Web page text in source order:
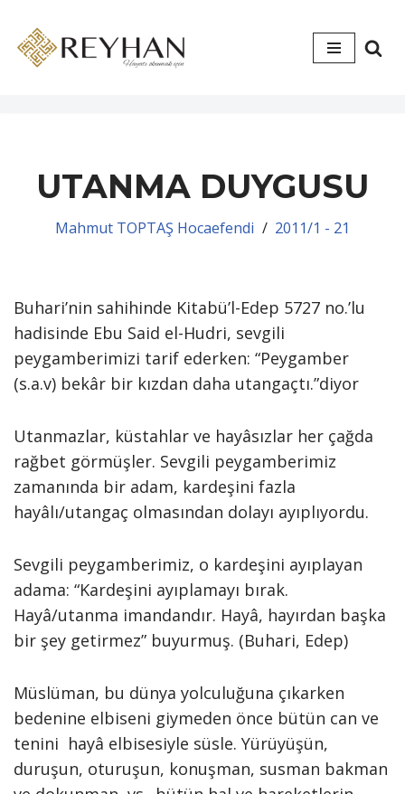
İçeriğe
UTANMA DUYGUSU
Mahmut TOPTAŞ Hocaefendi 2011/1 - 21
Buhari’nin sahihinde Kitabü’l-Edep 5727 no.’lu
hadisinde Ebu Said el-Hudri, sevgili
peygamberimizi tarif ederken: “Peygamber
(s.a.v) bekâr bir kızdan daha utangaçtı.”diyor
Utanmazlar, küstahlar ve hayâsızlar her çağda
rağbet görmüşler. Sevgili peygamberimiz
zamanında bir adam, kardeşini fazla
hayâlı/utangaç olmasından dolayı ayıplıyordu.
Sevgili peygamberimiz, o kardeşini ayıplayan
adama: “Kardeşini ayıplamayı bırak.
Hayâ/utanma imandandır. Hayâ, hayırdan başka
bir şey getirmez” buyurmuş. (Buhari, Edep)
Müslüman, bu dünya yolculuğuna çıkarken
bedenine elbiseni giymeden önce bütün can ve
tenini hayâ elbisesiyle süsle. Yürüyüşün,
duruşun, oturuşun, konuşman, susman bakman